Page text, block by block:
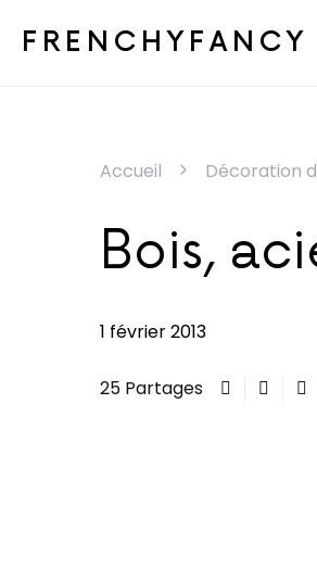
FRENCHYFANCY
Accueil Décoration
Bois,
1 février 2013
25 Partages